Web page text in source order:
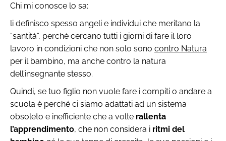
Chi mi conosce lo sa:
li definisco spesso angeli e individui che meritano la
“santità”, perché cercano tutti i giorni di fare il loro
lavoro in condizioni che non solo sono contro Natura
per il bambino, ma anche contro la natura
dell’insegnante stesso.
Quindi, se tuo figlio non vuole fare i compiti o andare a
scuola è perché ci siamo adattati ad un sistema
obsoleto e inefficiente che a volte rallenta
l’apprendimento, che non considera i ritmi del